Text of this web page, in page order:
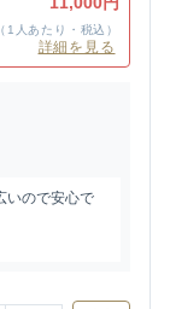
（1人あたり・税込）
詳細を見る
いので安心で